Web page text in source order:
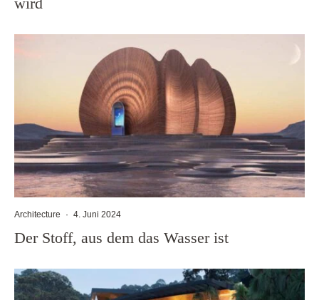
Architecture · 4. Juni 2024
Der Stoff, aus dem das Wasser ist